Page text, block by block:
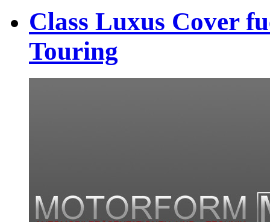
Class Luxus Cover
Touring